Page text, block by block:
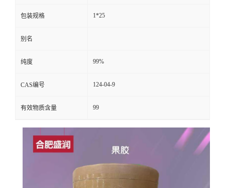
包装规格 1*25
别名
纯度 99%
CAS编号 124-04-9
有效物质含量 99